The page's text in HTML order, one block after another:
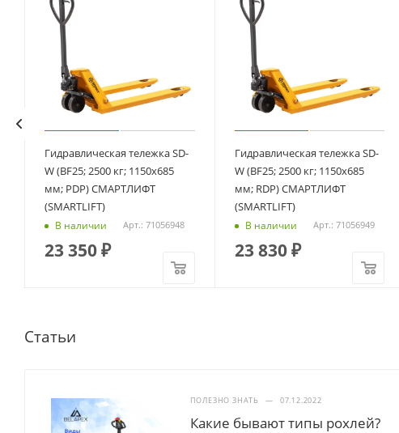
Гидравлическая тележка SD-
W (BF25; 2500 кг; 1150х685
мм; PDP) СМАРТЛИФТ
(SMARTLIFT)
В наличии Арт.: 71056948
23 350₽
Гидравлическая тележка SD-
W (BF25; 2500 кг; 1150х685
мм; RDP) СМАРТЛИФТ
(SMARTLIFT)
В наличии Арт.: 71056949
23 830₽
Статьи
ПОЛЕЗНО ЗНАТЬ — 07.12.2022
Какие бывают типы рохлей?